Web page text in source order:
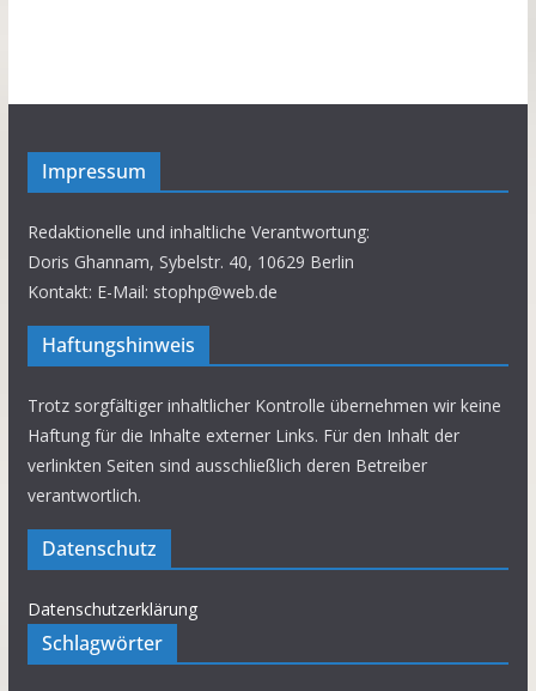
Impressum
Redaktionelle und inhaltliche Verantwortung:
Doris Ghannam, Sybelstr. 40, 10629 Berlin
Kontakt: E-Mail: stophp@web.de
Haftungshinweis
Trotz sorgfältiger inhaltlicher Kontrolle übernehmen wir keine
Haftung für die Inhalte externer Links. Für den Inhalt der
verlinkten Seiten sind ausschließlich deren Betreiber
verantwortlich.
Datenschutz
Datenschutzerklärung
Schlagwörter